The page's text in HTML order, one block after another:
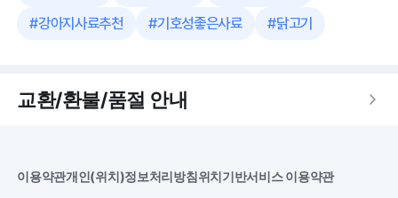
#강아지사료추천 #기호성좋은사료 #닭고기
교환/환불/품절 안내
이용약관개인(위치)정보처리방침위치기반서비스 이용약관